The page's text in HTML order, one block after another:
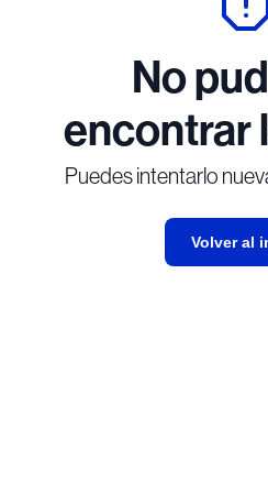
No
encontrar
Puedes intentarlo
Volver al